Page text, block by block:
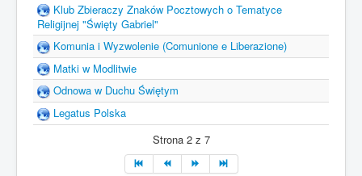
Klub Zbieraczy Znaków Pocztowych o Tematyce
Religijnej "Święty Gabriel"
Komunia i Wyzwolenie (Comunione e Liberazione)
Matki w Modlitwie
Odnowa w Duchu Świętym
Legatus Polska
Strona 2 z 7